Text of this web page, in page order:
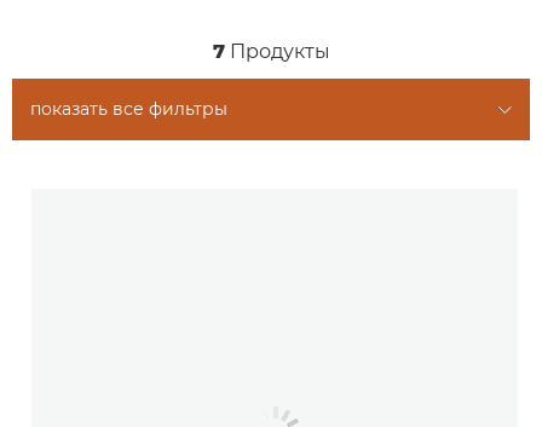
7 Продукты
показать все фильтры